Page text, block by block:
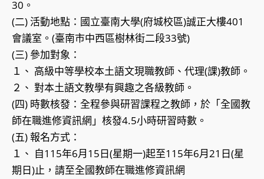
30。
(二) 活動地點：國立臺南大學(府城校區)誠正大樓401
會議室。(臺南市中西區樹林街二段33號)
(三) 參加對象：
１、 高級中等學校本土語文現職教師、代理(課)教師。
２、 對本土語文教學有興趣之各級教師。
(四) 時數核發：全程參與研習課程之教師，於「全國教
師在職進修資訊網」核發4.5小時研習時數。
(五) 報名方式：
１、 自115年6月15日(星期一)起至115年6月21日(星
期日)止，請至全國教師在職進修資訊網